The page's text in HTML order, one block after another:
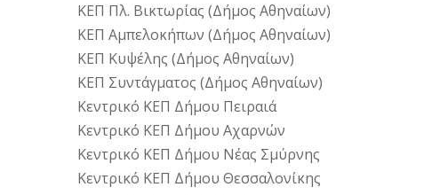
ΚΕΠ Πλ. Βικτωρίας (Δήμος Αθηναίων)
ΚΕΠ Αμπελοκήπων (Δήμος Αθηναίων)
ΚΕΠ Κυψέλης (Δήμος Αθηναίων)
ΚΕΠ Συντάγματος (Δήμος Αθηναίων)
Κεντρικό ΚΕΠ Δήμου Πειραιά
Κεντρικό ΚΕΠ Δήμου Αχαρνών
Κεντρικό ΚΕΠ Δήμου Νέας Σμύρνης
Κεντρικό ΚΕΠ Δήμου Θεσσαλονίκης